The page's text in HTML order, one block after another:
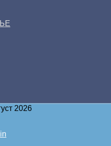
2026